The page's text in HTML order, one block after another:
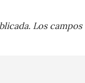
Los